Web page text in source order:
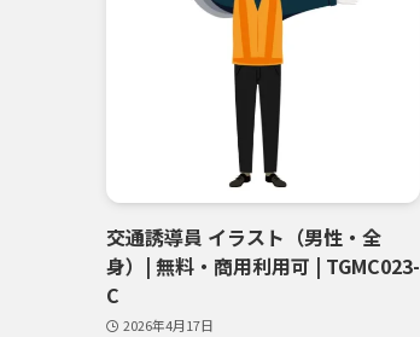
交通誘導員 イラスト（男性・全
身）| 無料・商用利用可 | TGMC023-
C
2026年4月17日